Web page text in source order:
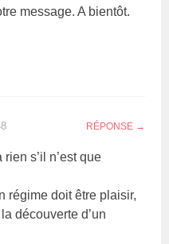
message. A bientôt.
RÉPONSE
s’il n’est que
régime doit être plaisir,
découverte d’un